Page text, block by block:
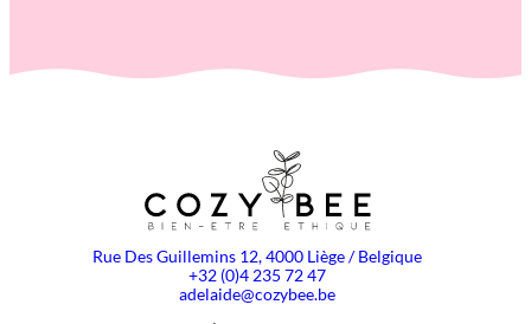
Rue Des Guillemins 12, 4000 Liège / Belgique
+32 (0)4 235 72 47
adelaide@cozybee.be